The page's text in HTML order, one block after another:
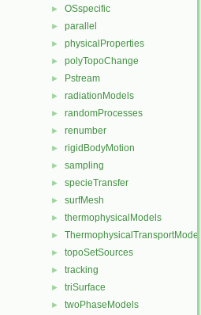
► OSspecific
► parallel
► physicalProperties
► polyTopoChange
► Pstream
► radiationModels
► randomProcesses
► renumber
► rigidBodyMotion
► sampling
► specieTransfer
► surfMesh
► thermophysicalModels
► ThermophysicalTransportModels
► topoSetSources
► tracking
► triSurface
► twoPhaseModels